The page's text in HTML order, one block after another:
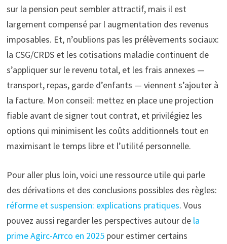
sur la pension peut sembler attractif, mais il est
largement compensé par l augmentation des revenus
imposables. Et, n’oublions pas les prélèvements sociaux:
la CSG/CRDS et les cotisations maladie continuent de
s’appliquer sur le revenu total, et les frais annexes —
transport, repas, garde d’enfants — viennent s’ajouter à
la facture. Mon conseil: mettez en place une projection
fiable avant de signer tout contrat, et privilégiez les
options qui minimisent les coûts additionnels tout en
maximisant le temps libre et l’utilité personnelle.
Pour aller plus loin, voici une ressource utile qui parle
des dérivations et des conclusions possibles des règles:
réforme et suspension: explications pratiques. Vous
pouvez aussi regarder les perspectives autour de la
prime Agirc-Arrco en 2025pour estimer certains